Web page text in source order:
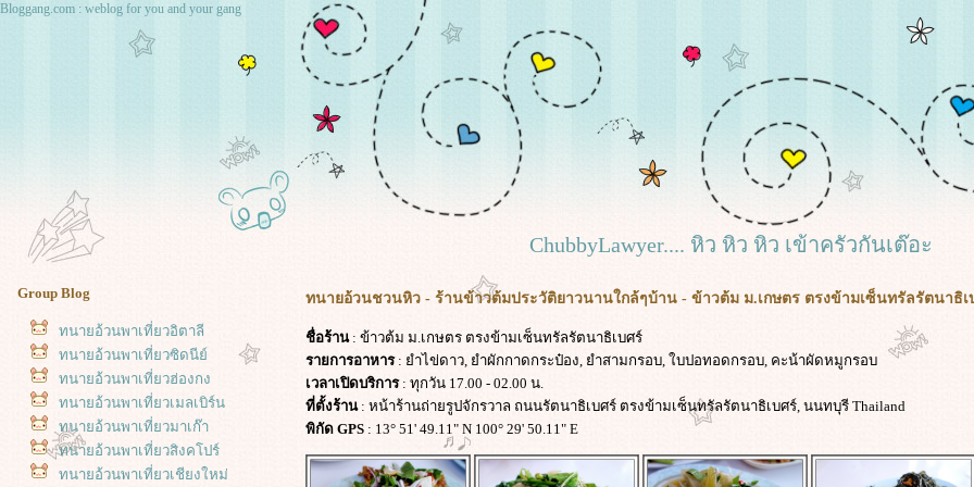
Bloggang.com : weblog for you and your gang
ChubbyLawyer.... หิว หิว หิว เข้าครัวกันเต๊อะ
Group Blog
ทนายอ้วนพาเที่ยวอิตาลี
ทนายอ้วนพาเที่ยวซิดนีย์
ทนายอ้วนพาเที่ยวฮ่องกง
ทนายอ้วนพาเที่ยวเมลเบิร์น
ทนายอ้วนพาเที่ยวมาเก๊า
ทนายอ้วนพาเที่ยวสิงคโปร์
ทนายอ้วนพาเที่ยวเชียงใหม่
ทนายอ้วนชวนหิว - ร้านข้าวต้มประวัติยาวนานใกล้ๆบ้าน - ข้าวต้ม ม.เกษตร ตรงข้ามเซ็นทรัลรัตนาธิเ
ชื่อร้าน: ข้าวต้ม ม.เกษตร ตรงข้ามเซ็นทรัลรัตนาธิเบศร์
รายการอาหาร: ยำไข่ดาว, ยำผักกาดกระป๋อง, ยำสามกรอบ, ใบปอทอดกรอบ, คะน้าผัดหมูกรอบ
เวลาเปิดบริการ: ทุกวัน 17.00 - 02.00 น.
ที่ตั้งร้าน: หน้าร้านถ่ายรูปจักรวาล ถนนรัตนาธิเบศร์ ตรงข้ามเซ็นทรัลรัตนาธิเบศร์, นนทบุรี Thailand
พิกัด GPS : 13° 51' 49.11" N 100° 29' 50.11" E